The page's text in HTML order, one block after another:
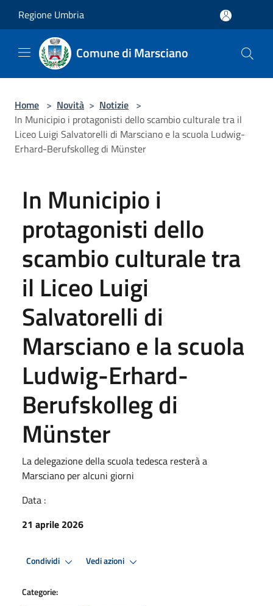
Regione Umbria
Comune di Marsciano
Home > Novità > Notizie >
In Municipio i protagonisti dello scambio culturale tra il
Liceo Luigi Salvatorelli di Marsciano e la scuola Ludwig-
Erhard-Berufskolleg di Münster
In Municipio i
protagonisti dello
scambio culturale tra
il Liceo Luigi
Salvatorelli di
Marsciano e la scuola
Ludwig-Erhard-
Berufskolleg di
Münster
La delegazione della scuola tedesca resterà a
Marsciano per alcuni giorni
Data :
21 aprile 2026
Condividi Vedi azioni
Categorie: